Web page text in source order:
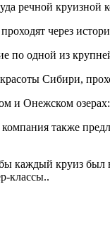
речной
через
по одной из
Сибири,
и Онежском
также
каждый круиз был
классы..